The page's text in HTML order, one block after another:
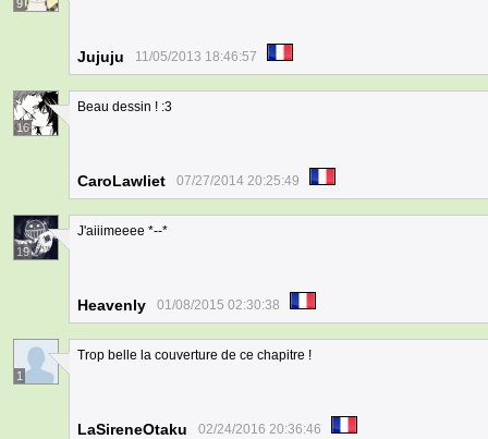
9
Jujuju 11/05/2013 18:46:57
16
Beau dessin ! :3
CaroLawliet 07/27/2014 20:25:49
19
J'aiiimeeee *--*
Heavenly 01/08/2015 02:30:38
1
Trop belle la couverture de ce chapitre !
LaSireneOtaku 02/24/2016 20:36:46